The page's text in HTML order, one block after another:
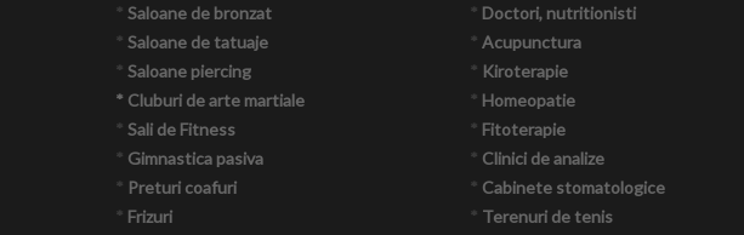
* Saloane de bronzat
* Saloane de tatuaje
* Saloane piercing
* Cluburi de arte martiale
* Sali de Fitness
* Gimnastica pasiva
* Preturi coafuri
* Frizuri
* Doctori, nutritionisti
* Acupunctura
* Kiroterapie
* Homeopatie
* Fitoterapie
* Clinici de analize
* Cabinete stomatologice
* Terenuri de tenis